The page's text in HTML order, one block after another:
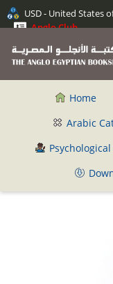
USD - United States
Anglo Club
Home
Arabic